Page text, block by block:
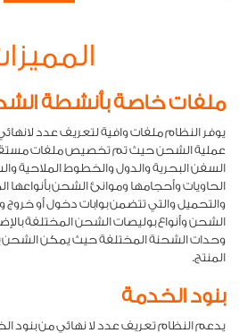
ملفات خاصة بأنشطة
يوفر النظام ملفات وافية لتعريف عدد
عملية الشحن حيث تم تخصيص ملفات
السفن البحرية والدول والخطوط الملاحية
الحاويات وأحجامها وموانئ الشحن بأنواعها
والتحميل والتي تتضمن بوابات دخول أو خروج
الشحن وأنواع بوليصات الشحن المختلفة
وحدات الشحنة المختلفة حيث يمكن الشحن
المنتج.
بنود الخدمة
يدعم النظام تعريف عدد لا نهائي من بنود